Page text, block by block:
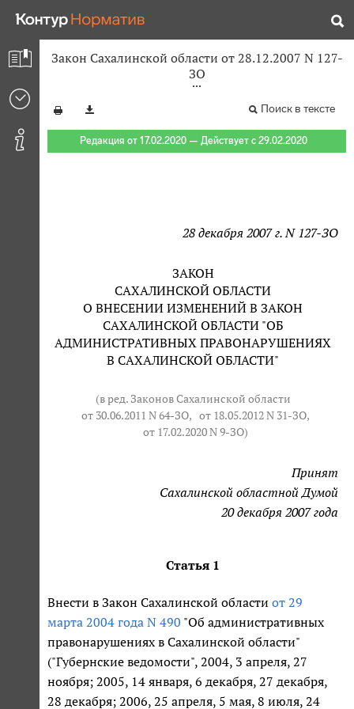
Закон Сахалинской области от 28.12.2007 N 127-
ЗО
Поиск в тексте
Редакция от 17.02.2020 — Действует с 29.02.2020
28 декабря 2007 г. N 127-ЗО
ЗАКОН
САХАЛИНСКОЙ ОБЛАСТИ
О ВНЕСЕНИИ ИЗМЕНЕНИЙ В ЗАКОН
САХАЛИНСКОЙ ОБЛАСТИ "ОБ
АДМИНИСТРАТИВНЫХ ПРАВОНАРУШЕНИЯХ
В САХАЛИНСКОЙ ОБЛАСТИ"
(в ред. Законов Сахалинской области
от 30.06.2011 N 64-ЗО, от 18.05.2012 N 31-ЗО,
от 17.02.2020 N 9-ЗО)
Принят
Сахалинской областной Думой
20 декабря 2007 года
Статья 1
Внести в Закон Сахалинской области от 29
марта 2004 года N 490 "Об административных
правонарушениях в Сахалинской области"
("Губернские ведомости", 2004, 3 апреля, 27
ноября; 2005, 14 января, 6 декабря, 27 декабря,
28 декабря; 2006, 25 апреля, 5 мая, 8 июля, 24